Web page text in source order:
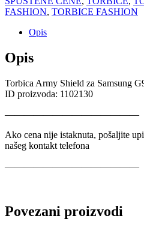
FASHION, TORBICE FASHION
Opis
Opis
Torbica Army Shield za Samsung
ID proizvoda: 1102130
——————————————
Ako cena nije istaknuta, pošaljite
našeg kontakt telefona
——————————————
Povezani proizvodi